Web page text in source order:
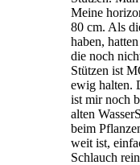
Meine
80 cm. Als
haben,
die noch
Stützen ist
ewig halten.
ist mir noch
alten
beim
weit ist,
Schlauch